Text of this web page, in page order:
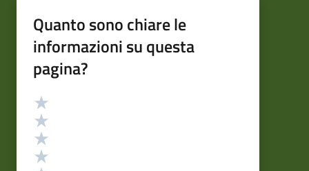
Quanto sono chiare le
informazioni su questa
pagina?
Valutazione